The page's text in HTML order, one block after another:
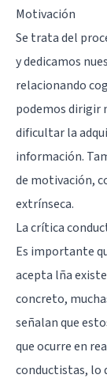
Motivación
Se trata del
y dedicamos
relacionando
podemos dirigir
dificultar la
información.
de motivación,
extrínseca.
La crítica
Es importante
acepta lña
concreto,
señalan que
que ocurre en
conductistas, lo